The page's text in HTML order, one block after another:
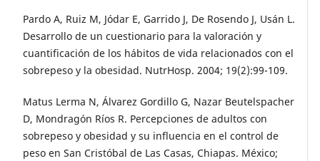
Pardo A, Ruiz M, Jódar E, Garrido J, De Rosendo J, Usán L.
Desarrollo de un cuestionario para la valoración y
cuantificación de los hábitos de vida relacionados con el
sobrepeso y la obesidad. NutrHosp. 2004; 19(2):99-109.
Matus Lerma N, Álvarez Gordillo G, Nazar Beutelspacher
D, Mondragón Ríos R. Percepciones de adultos con
sobrepeso y obesidad y su influencia en el control de
peso en San Cristóbal de Las Casas, Chiapas. México;